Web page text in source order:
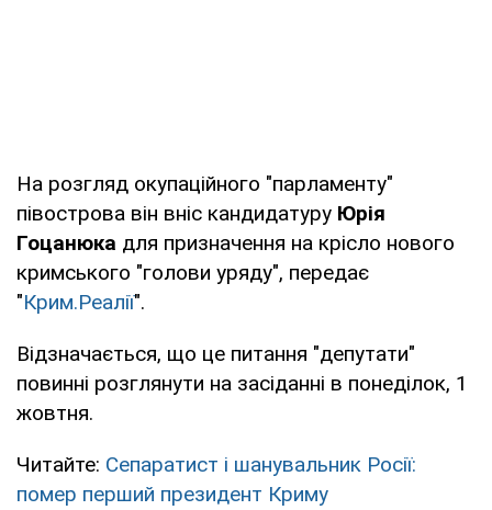
На розгляд окупаційного "парламенту"
півострова він вніс кандидатуру Юрія
Гоцанюка для призначення на крісло нового
кримського "голови уряду", передає
"Крим.Реалії".
Відзначається, що це питання "депутати"
повинні розглянути на засіданні в понеділок, 1
жовтня.
Читайте: Сепаратист і шанувальник Росії:
помер перший президент Криму